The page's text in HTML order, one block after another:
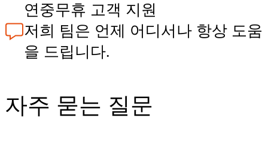
연중무휴 고객 지원
저희 팀은 언제 어디서나 항상 도움
을 드립니다.
자주 묻는 질문